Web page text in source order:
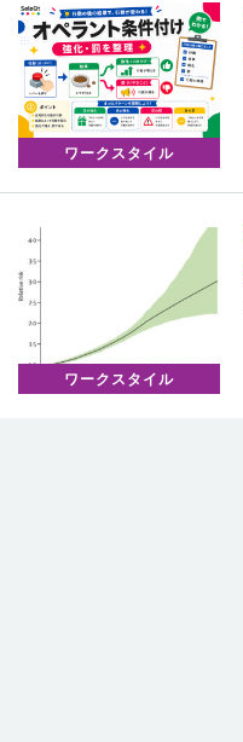
ワークスタイル
ワークスタイル